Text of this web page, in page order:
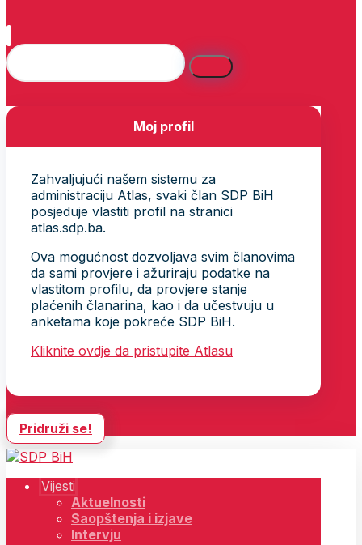
Moj profil
Zahvaljujući našem sistemu za
administraciju Atlas, svaki član SDP BiH
posjeduje vlastiti profil na stranici
atlas.sdp.ba.
Ova mogućnost dozvoljava svim članovima
da sami provjere i ažuriraju podatke na
vlastitom profilu, da provjere stanje
plaćenih članarina, kao i da učestvuju u
anketama koje pokreće SDP BiH.
Kliknite ovdje da pristupite Atlasu
Pridruži se!
Vijesti
Aktuelnosti
Saopštenja i izjave
Intervju